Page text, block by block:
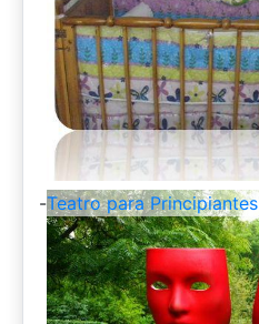
-Teatro para Principiantes